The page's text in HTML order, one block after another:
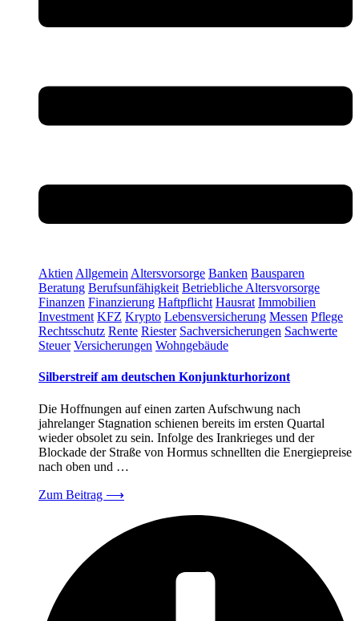
Aktien Allgemein Altersvorsorge Banken Bausparen
Beratung Berufsunfähigkeit Betriebliche Altersvorsorge
Finanzen Finanzierung Haftpflicht Hausrat Immobilien
Investment KFZ Krypto Lebensversicherung Messen Pflege
Rechtsschutz Rente Riester Sachversicherungen Sachwerte
Steuer Versicherungen Wohngebäude
Silberstreif am deutschen Konjunkturhorizont
Die Hoffnungen auf einen zarten Aufschwung nach
jahrelanger Stagnation schienen bereits im ersten Quartal
wieder obsolet zu sein. Infolge des Irankrieges und der
Blockade der Straße von Hormus schnellten die Energiepreise
nach oben und …
Zum Beitrag ⟶